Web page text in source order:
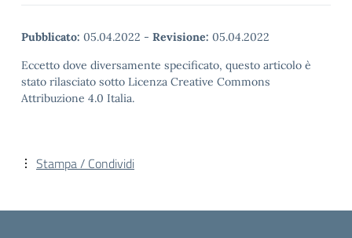
Pubblicato: 05.04.2022 - Revisione: 05.04.2022
Eccetto dove diversamente specificato, questo articolo è
stato rilasciato sotto Licenza Creative Commons
Attribuzione 4.0 Italia.
Stampa / Condividi